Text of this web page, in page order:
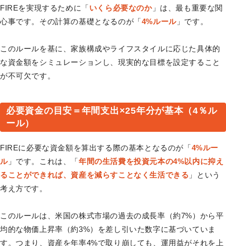
FIREを実現するために「いくら必要なのか」は、最も重要な関
心事です。その計算の基礎となるのが「4%ルール」です。
このルールを基に、家族構成やライフスタイルに応じた具体的
な資金額をシミュレーションし、現実的な目標を設定すること
が不可欠です。
必要資金の目安＝年間支出×25年分が基本（4％ル
ール）
FIREに必要な資金額を算出する際の基本となるのが「4%ルー
ル」です。これは、「年間の生活費を投資元本の4%以内に抑え
ることができれば、資産を減らすことなく生活できる 」という
考え方です。
このルールは、米国の株式市場の過去の成長率（約7%）から平
均的な物価上昇率（約3%）を差し引いた数字に基づいていま
す。つまり、資産を年率4%で取り崩しても、運用益がそれを上